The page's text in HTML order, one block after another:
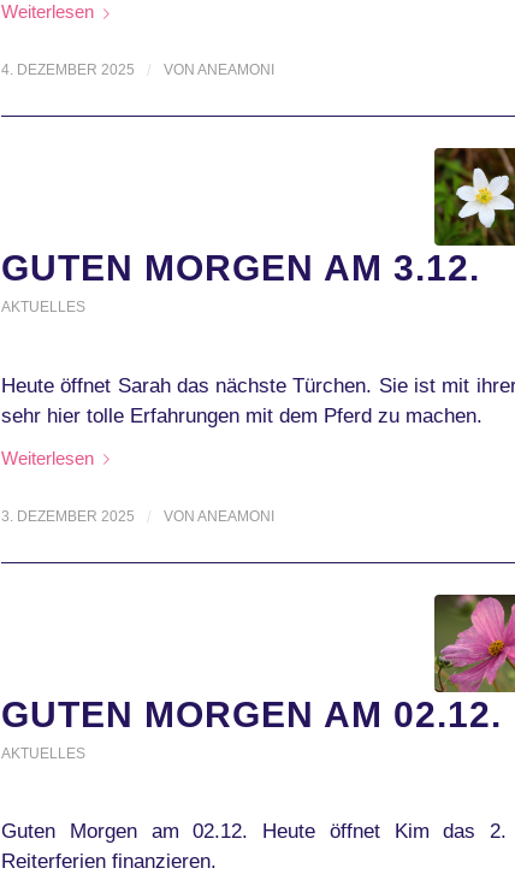
Weiterlesen
4. DEZEMBER 2025 / VON ANEAMONI
GUTEN MORGEN AM 3.12.
AKTUELLES
Heute öffnet Sarah das nächste Türchen. Sie ist mit
sehr hier tolle Erfahrungen mit dem Pferd zu machen.
Weiterlesen
3. DEZEMBER 2025 / VON ANEAMONI
GUTEN MORGEN AM 02.12.
AKTUELLES
Guten Morgen am 02.12. Heute öffnet Kim das 2.
Reiterferien finanzieren.